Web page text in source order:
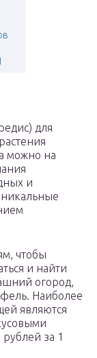
для
можно на
и
чтобы
и найти
огород,
Наиболее
являются
за 1